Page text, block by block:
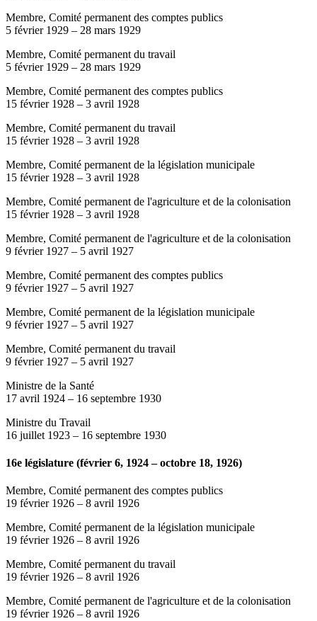
Membre, Comité permanent des comptes publics
5 février 1929 – 28 mars 1929
Membre, Comité permanent du travail
5 février 1929 – 28 mars 1929
Membre, Comité permanent des comptes publics
15 février 1928 – 3 avril 1928
Membre, Comité permanent du travail
15 février 1928 – 3 avril 1928
Membre, Comité permanent de la législation municipale
15 février 1928 – 3 avril 1928
Membre, Comité permanent de l'agriculture et de la colonisation
15 février 1928 – 3 avril 1928
Membre, Comité permanent de l'agriculture et de la colonisation
9 février 1927 – 5 avril 1927
Membre, Comité permanent des comptes publics
9 février 1927 – 5 avril 1927
Membre, Comité permanent de la législation municipale
9 février 1927 – 5 avril 1927
Membre, Comité permanent du travail
9 février 1927 – 5 avril 1927
Ministre de la Santé
17 avril 1924 – 16 septembre 1930
Ministre du Travail
16 juillet 1923 – 16 septembre 1930
16e législature (février 6, 1924 – octobre 18, 1926)
Membre, Comité permanent des comptes publics
19 février 1926 – 8 avril 1926
Membre, Comité permanent de la législation municipale
19 février 1926 – 8 avril 1926
Membre, Comité permanent du travail
19 février 1926 – 8 avril 1926
Membre, Comité permanent de l'agriculture et de la colonisation
19 février 1926 – 8 avril 1926